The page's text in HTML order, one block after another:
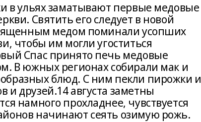
в ульях заматывают первые медовые
Святить его следует в новой
медом поминали усопших
чтобы им могли угоститься
Спас принято печь медовые
В южных регионах собирали мак и
блюд. С ним пекли пирожки и
и друзей.14 августа заметны
намного прохладнее, чувствуется
начинают сеять озимую рожь.